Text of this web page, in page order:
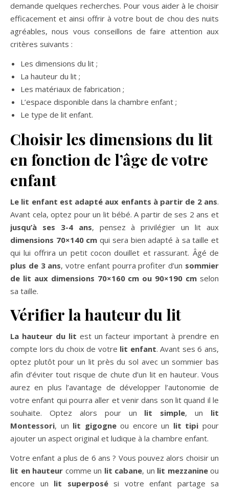
demande quelques recherches. Pour vous aider à le choisir
efficacement et ainsi offrir à votre bout de chou des nuits
agréables, nous vous conseillons de faire attention aux
critères suivants :
Les dimensions du lit ;
La hauteur du lit ;
Les matériaux de fabrication ;
L’espace disponible dans la chambre enfant ;
Le type de lit enfant.
Choisir les dimensions du lit
en fonction de l’âge de votre
enfant
Le lit enfant est adapté aux enfants à partir de 2 ans.
Avant cela, optez pour un lit bébé. A partir de ses 2 ans et
jusqu’à ses 3-4 ans, pensez à privilégier un lit aux
dimensions 70×140 cm qui sera bien adapté à sa taille et
qui lui offrira un petit cocon douillet et rassurant. Âgé de
plus de 3 ans, votre enfant pourra profiter d’un sommier
de lit aux dimensions 70×160 cm ou 90×190 cm selon
sa taille.
Vérifier la hauteur du lit
La hauteur du lit est un facteur important à prendre en
compte lors du choix de votre lit enfant. Avant ses 6 ans,
optez plutôt pour un lit près du sol avec un sommier bas
afin d’éviter tout risque de chute d’un lit en hauteur. Vous
aurez en plus l’avantage de développer l’autonomie de
votre enfant qui pourra aller et venir dans son lit quand il le
souhaite. Optez alors pour un lit simple, un lit
Montessori, un lit gigogneou encore un lit tipi pour
ajouter un aspect original et ludique à la chambre enfant.
Votre enfant a plus de 6 ans ? Vous pouvez alors choisir un
lit en hauteur comme un lit cabane, un lit mezzanineou
encore un lit superposési votre enfant partage sa